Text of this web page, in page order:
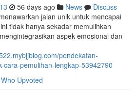
56 days ago News
Discuss
jalan unik untuk mencapai
tidak hanya sekadar memulihkan
aspek emosional dan
pendekatan-
cara-pemulihan-lengkap-53942790
Who Upvoted